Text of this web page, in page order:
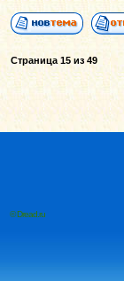
Страница 15 из 49
© Dread.ru